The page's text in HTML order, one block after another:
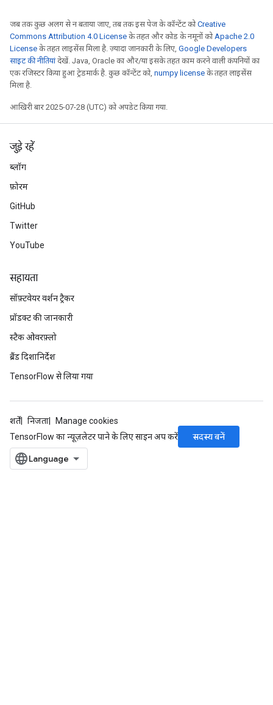
जब तक कुछ अलग से न बताया जाए, तब तक इस पेज के कॉन्टेंट कोCreative
Commons Attribution 4.0 License के तहत और कोड के नमूनों कोApache 2.0
License के तहत लाइसेंस मिला है. ज़्यादा जानकारी के लिए, Google Developers
साइट की नीतियांदेखें. Java, Oracle का और/या इसके तहत काम करने वाली कंपनियों का
एक रजिस्टर किया हुआ ट्रेडमार्क है. कुछ कॉन्टेंट को, numpy license के तहत लाइसेंस
मिला है.
आखिरी बार 2025-07-28 (UTC) को अपडेट किया गया.
जुड़े रहें
ब्लॉग
फ़ोरम
GitHub
Twitter
YouTube
सहायता
सॉफ़्टवेयर वर्शन ट्रैकर
प्रॉडक्ट की जानकारी
स्टैक ओवरफ़्लो
ब्रैंड दिशानिर्देश
TensorFlow से लिया गया
शर्तें निजता
Manage cookies
TensorFlow का न्यूज़लेटर पाने के लिए साइन अप करें
सदस्य बनें